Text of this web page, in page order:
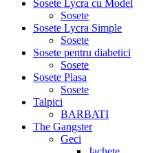
Sosete Lycra cu Model
Sosete
Sosete Lycra Simple
Sosete
Sosete pentru diabetici
Sosete
Sosete Plasa
Sosete
Talpici
BARBATI
The Gangster
Geci